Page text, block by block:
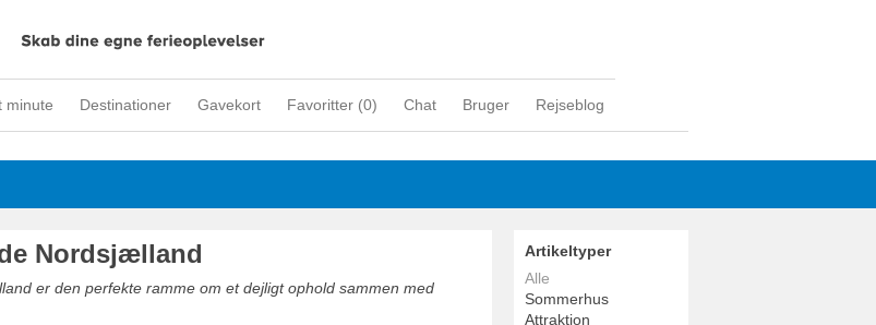
minute Destinationer Gavekort Favoritter (0) Chat Bruger Rejseblog
Nordsjælland
er den perfekte ramme om et dejligt ophold sammen med
Artikeltyper
Alle
Sommerhus
Attraktion